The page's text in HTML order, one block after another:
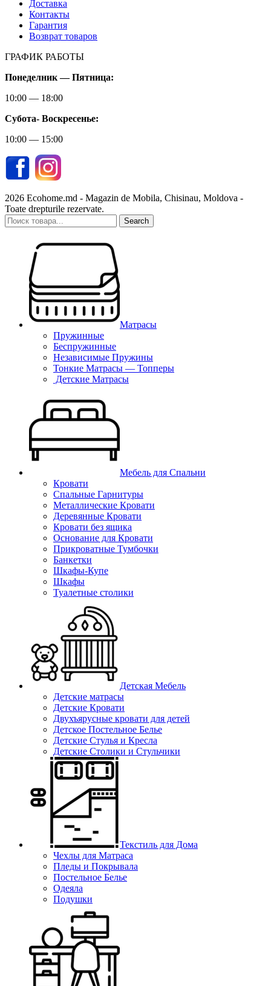
Доставка
Контакты
Гарантия
Возврат товаров
ГРАФИК РАБОТЫ
Понеделник — Пятница:
10:00 — 18:00
Субота- Воскресенье:
10:00 — 15:00
2026 Ecohome.md - Magazin de Mobila, Chisinau, Moldova -
Toate drepturile rezervate.
Search
Матрасы
Пружинные
Беспружинные
Независимые Пружины
Тонкие Матрасы — Топперы
Детские Матрасы
Мебель для Спальни
Кровати
Спальные Гарнитуры
Металлические Кровати
Деревянные Кровати
Кровати без ящика
Основание для Кровати
Прикроватные Тумбочки
Банкетки
Шкафы-Купе
Шкафы
Туалетные столики
Детская Мебель
Детские матрасы
Детские Кровати
Двухъярусные кровати для детей
Детское Постельное Белье
Детские Стулья и Кресла
Детские Столики и Стульчики
Текстиль для Дома
Чехлы для Матраса
Пледы и Покрывала
Постельное Белье
Одеяла
Подушки